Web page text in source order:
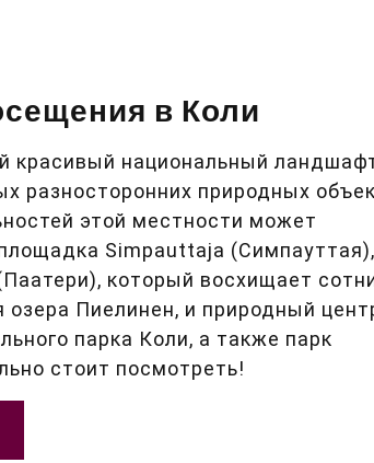
в Коли
красивый национальный
разносторонних природных
этой местности может
Simpauttaja
который восхищает
озера Пиелинен, и природный
парка Коли, а также парк
стоит посмотреть!